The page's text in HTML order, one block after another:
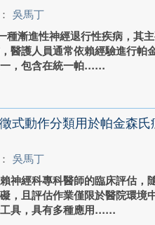
吳馬丁
種漸進性神經退行性疾病，其
醫護人員通常依賴經驗進行帕
，包含在統一帕...
式動作分類用於帕金森氏
吳馬丁
神經科專科醫師的臨床評估，
，且評估作業僅限於醫院環境
具，具有多種應用...